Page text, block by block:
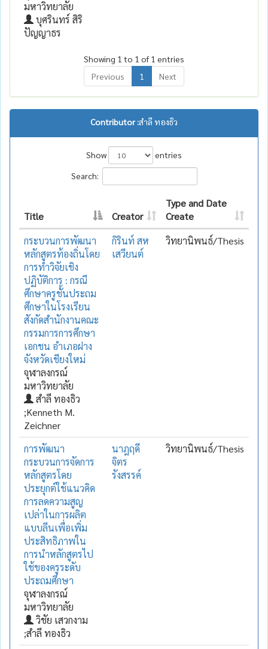
มหาวิทยาลัย
บุศรินทร์ สิริ
ปัญญาธร
Showing 1 to 1 of 1 entries
Previous
1 Next
Contributor :สำลี ทองธิว
Show
entries
Search:
Title Creator
Type and Date
Create
กระบวนการพัฒนา
หลักสูตรท้องถิ่นโดย
การทำวิจัยเชิง
ปฏิบัติการ : กรณี
ศึกษาครูชั้นประถม
ศึกษาในโรงเรียน
สังกัดสำนักงานคณะ
กรรมการการศึกษา
เอกชน อำเภอฝาง
จังหวัดเชียงใหม่
จุฬาลงกรณ์
มหาวิทยาลัย
สำลี ทองธิว
;Kenneth M.
Zeichner
กิรินท์ สห
เสวียนต์
วิทยานิพนธ์/Thesis
การพัฒนา
กระบวนการจัดการ
หลักสูตรโดย
ประยุกต์ใช้แนวคิด
การลดความสูญ
เปล่าในการผลิต
แบบลีนเพื่อเพิ่ม
ประสิทธิภาพใน
การนำหลักสูตรไป
ใช้ของครูระดับ
ประถมศึกษา
จุฬาลงกรณ์
มหาวิทยาลัย
วิชัย เสวกงาม
;สำลี ทองธิว
นาฎฤดี
จิตร
รังสรรค์
วิทยานิพนธ์/Thesis